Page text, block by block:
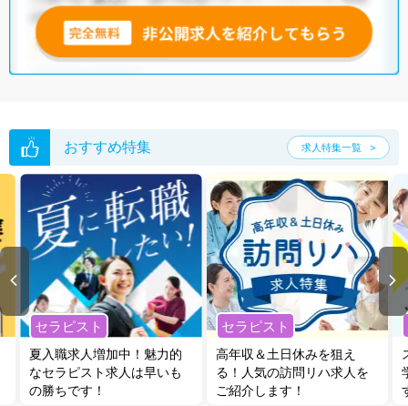
おすすめ特集 求人特集一覧
セラピスト
夏入職求人増加中！魅力的
なセラピスト求人は早いも
の勝ちです！
セラピスト
高年収＆土日休みを狙え
る！人気の訪問リハ求人を
ご紹介します！